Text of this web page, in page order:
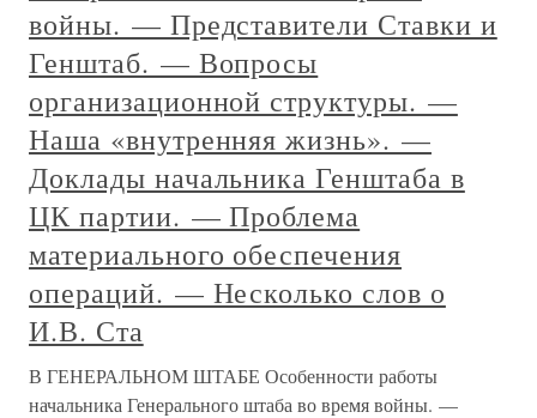
войны. — Представители Ставки и
Генштаб. — Вопросы
организационной структуры. —
Наша «внутренняя жизнь». —
Доклады начальника Генштаба в
ЦК партии. — Проблема
материального обеспечения
операций. — Несколько слов о
И.В. Ста
В ГЕНЕРАЛЬНОМ ШТАБЕ Особенности работы
начальника Генерального штаба во время войны. —